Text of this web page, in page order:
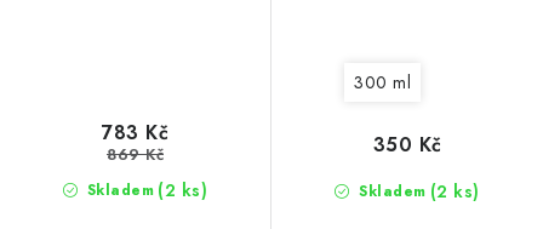
Skladem (2 ks)
783 Kč
869 Kč
300 ml
Skladem (2 ks)
350 Kč